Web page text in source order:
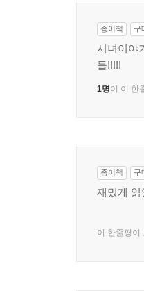
종이책 구
시녀이야
들!!!!!
1명이 이 한
종이책 구
재밌게 읽
이 한줄평이